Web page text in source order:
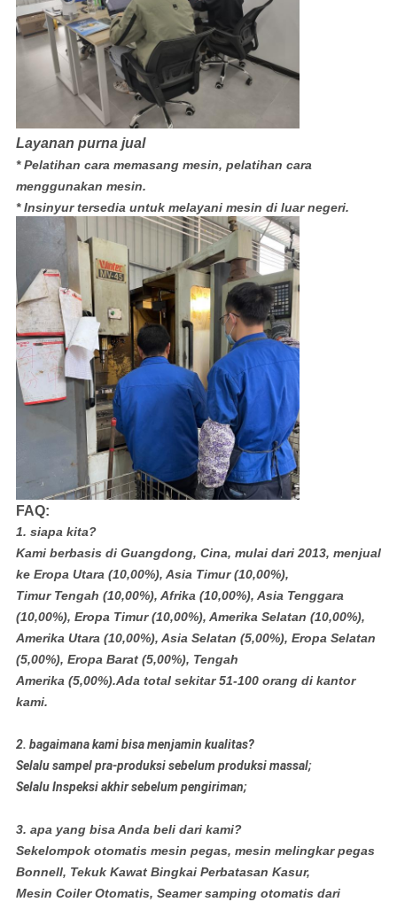
Layanan purna jual
* Pelatihan cara memasang mesin, pelatihan cara
menggunakan mesin.
* Insinyur tersedia untuk melayani mesin di luar negeri.
FAQ:
1. siapa kita?
Kami berbasis di Guangdong, Cina, mulai dari 2013, menjual
ke Eropa Utara (10,00%), Asia Timur (10,00%),
Timur Tengah (10,00%), Afrika (10,00%), Asia Tenggara
(10,00%), Eropa Timur (10,00%), Amerika Selatan (10,00%),
Amerika Utara (10,00%), Asia Selatan (5,00%), Eropa Selatan
(5,00%), Eropa Barat (5,00%), Tengah
Amerika (5,00%).Ada total sekitar 51-100 orang di kantor
kami.
2. bagaimana kami bisa menjamin kualitas?
Selalu sampel pra-produksi sebelum produksi massal;
Selalu Inspeksi akhir sebelum pengiriman;
3. apa yang bisa Anda beli dari kami?
Sekelompok otomatis mesin pegas, mesin melingkar pegas
Bonnell, Tekuk Kawat Bingkai Perbatasan Kasur,
Mesin Coiler Otomatis, Seamer samping otomatis dari